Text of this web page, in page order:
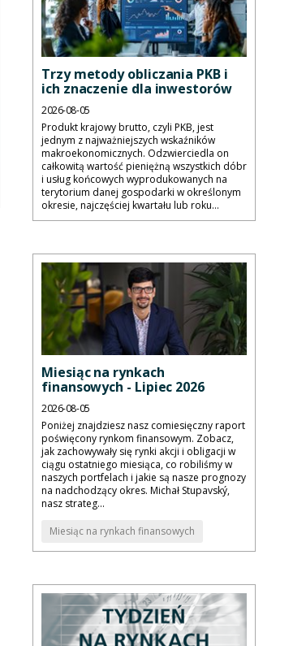
Trzy metody obliczania PKB i
ich znaczenie dla inwestorów
2026-08-05
Produkt krajowy brutto, czyli PKB, jest
jednym z najważniejszych wskaźników
makroekonomicznych. Odzwierciedla on
całkowitą wartość pieniężną wszystkich dóbr
i usług końcowych wyprodukowanych na
terytorium danej gospodarki w określonym
okresie, najczęściej kwartału lub roku...
Miesiąc na rynkach
finansowych - Lipiec 2026
2026-08-05
Poniżej znajdziesz nasz comiesięczny raport
poświęcony rynkom finansowym. Zobacz,
jak zachowywały się rynki akcji i obligacji w
ciągu ostatniego miesiąca, co robiliśmy w
naszych portfelach i jakie są nasze prognozy
na nadchodzący okres. Michał Stupavský,
nasz strateg...
Miesiąc na rynkach finansowych